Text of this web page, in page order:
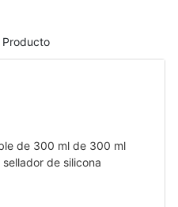
Producto